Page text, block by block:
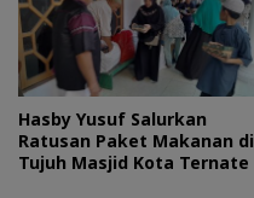
Hasby Yusuf Salurkan
Ratusan Paket Makanan di
Tujuh Masjid Kota Ternate